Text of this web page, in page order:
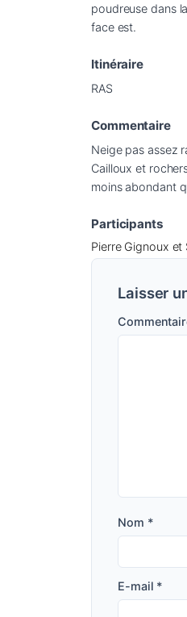
poudreuse dans
Itinéraire
RAS
Commentaire
Neige pas assez
Cailloux et
Participants
Pierre Gignoux et
Laisser
Nom *
E-mail *